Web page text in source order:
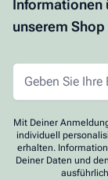
Informationen
unserem
Mit Deiner
individuell
erhalten.
Deiner Daten und